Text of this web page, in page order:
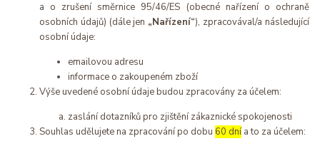
a o zrušení směrnice 95/46/ES (obecné nařízení o ochraně
osobních údajů) (dále jen „Nařízení“), zpracovával/a následující
osobní údaje:
emailovou adresu
informace o zakoupeném zboží
Výše uvedené osobní údaje budou zpracovány za účelem:
zaslání dotazníků pro zjištění zákaznické spokojenosti
Souhlas udělujete na zpracování po dobu 60 dní a to za účelem: